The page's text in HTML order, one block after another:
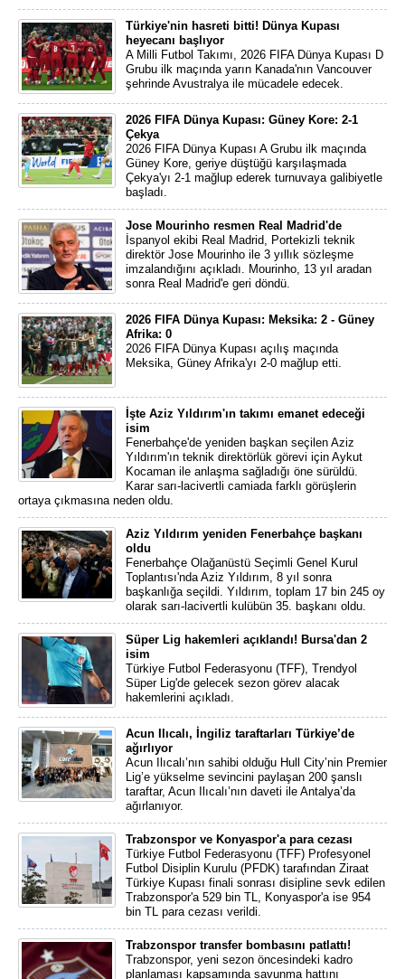
Türkiye'nin hasreti bitti! Dünya Kupası
heyecanı başlıyor
A Milli Futbol Takımı, 2026 FIFA Dünya Kupası D
Grubu ilk maçında yarın Kanada'nın Vancouver
şehrinde Avustralya ile mücadele edecek.
2026 FIFA Dünya Kupası: Güney Kore: 2-1
Çekya
2026 FIFA Dünya Kupası A Grubu ilk maçında
Güney Kore, geriye düştüğü karşılaşmada
Çekya'yı 2-1 mağlup ederek turnuvaya galibiyetle
başladı.
Jose Mourinho resmen Real Madrid'de
İspanyol ekibi Real Madrid, Portekizli teknik
direktör Jose Mourinho ile 3 yıllık sözleşme
imzalandığını açıkladı. Mourinho, 13 yıl aradan
sonra Real Madrid'e geri döndü.
2026 FIFA Dünya Kupası: Meksika: 2 - Güney
Afrika: 0
2026 FIFA Dünya Kupası açılış maçında
Meksika, Güney Afrika'yı 2-0 mağlup etti.
İşte Aziz Yıldırım'ın takımı emanet edeceği
isim
Fenerbahçe'de yeniden başkan seçilen Aziz
Yıldırım'ın teknik direktörlük görevi için Aykut
Kocaman ile anlaşma sağladığı öne sürüldü.
Karar sarı-lacivertli camiada farklı görüşlerin
ortaya çıkmasına neden oldu.
Aziz Yıldırım yeniden Fenerbahçe başkanı
oldu
Fenerbahçe Olağanüstü Seçimli Genel Kurul
Toplantısı'nda Aziz Yıldırım, 8 yıl sonra
başkanlığa seçildi. Yıldırım, toplam 17 bin 245 oy
olarak sarı-lacivertli kulübün 35. başkanı oldu.
Süper Lig hakemleri açıklandı! Bursa'dan 2
isim
Türkiye Futbol Federasyonu (TFF), Trendyol
Süper Lig'de gelecek sezon görev alacak
hakemlerini açıkladı.
Acun Ilıcalı, İngiliz taraftarları Türkiye’de
ağırlıyor
Acun Ilıcalı’nın sahibi olduğu Hull City’nin Premier
Lig’e yükselme sevincini paylaşan 200 şanslı
taraftar, Acun Ilıcalı’nın daveti ile Antalya’da
ağırlanıyor.
Trabzonspor ve Konyaspor'a para cezası
Türkiye Futbol Federasyonu (TFF) Profesyonel
Futbol Disiplin Kurulu (PFDK) tarafından Ziraat
Türkiye Kupası finali sonrası disipline sevk edilen
Trabzonspor'a 529 bin TL, Konyaspor'a ise 954
bin TL para cezası verildi.
Trabzonspor transfer bombasını patlattı!
Trabzonspor, yeni sezon öncesindeki kadro
planlaması kapsamında savunma hattını